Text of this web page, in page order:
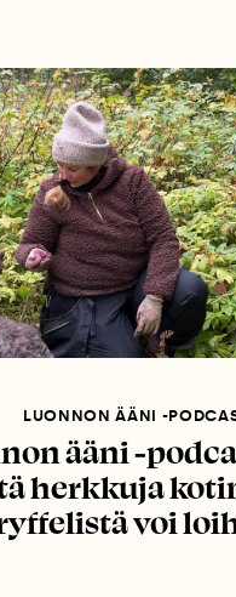
LUONNON ÄÄNI -
ääni -
herkkuja
voi